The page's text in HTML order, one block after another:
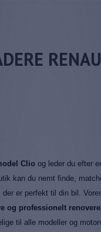
Clio og leder du efter
kan du nemt finde,
der er perfekt til din bil.
og professionelt
til alle modeller og